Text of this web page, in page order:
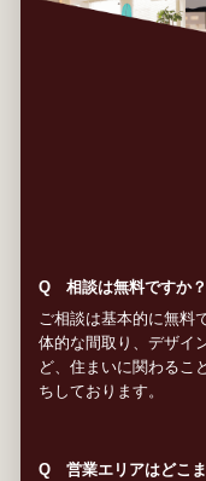
Q 相談は無料ですか？
ご相談は基本的に無料
体的な間取り、デザイ
ど、住まいに関わるこ
ちしております。
Q 営業エリアはどこま